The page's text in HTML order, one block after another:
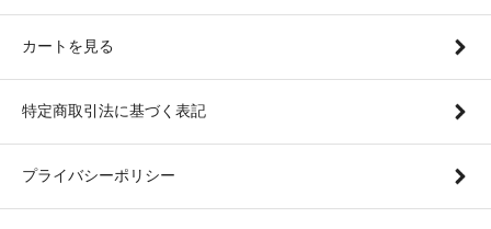
カートを見る
特定商取引法に基づく表記
プライバシーポリシー